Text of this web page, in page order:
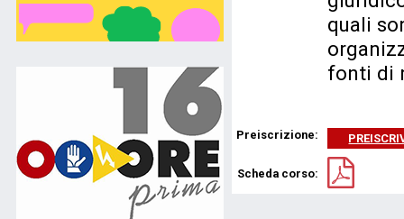
quali
fonti di
Preiscrizione:
Scheda corso: